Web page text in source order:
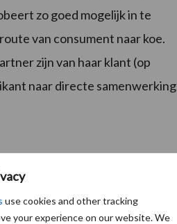
use cookies and other tracking
your experience on our website. We
zo goed mogelijk in te
van consument naar koe.
zijn van haar klant (op
naar directe samenwerking
aanbodgericht. Speel
Heerenveen. Die hebben we
en kunnen voor 50 % in